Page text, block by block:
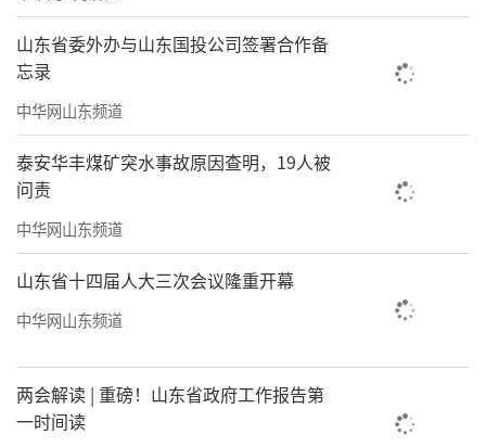
山东省委外办与山东国投公司签署合作备
忘录
中华网山东频道
泰安华丰煤矿突水事故原因查明，19人被
问责
中华网山东频道
山东省十四届人大三次会议隆重开幕
中华网山东频道
两会解读 | 重磅！山东省政府工作报告第
一时间读